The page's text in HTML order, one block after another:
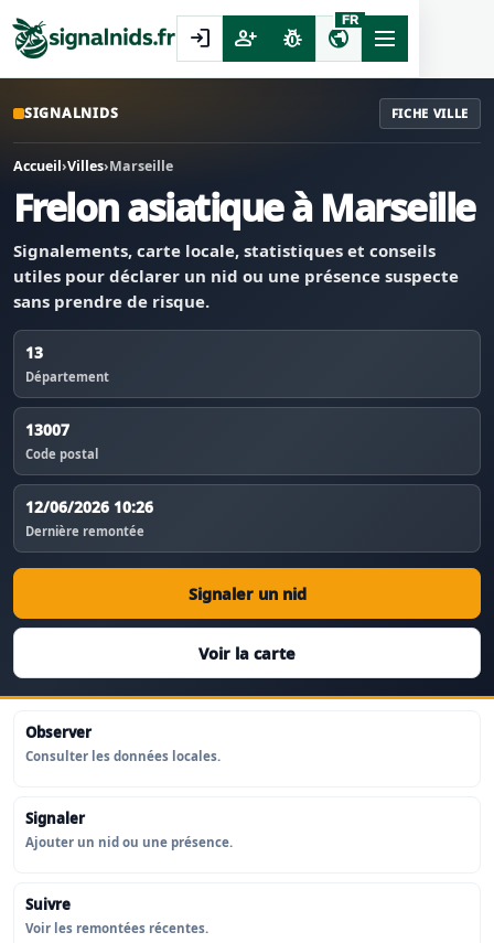
login person_add pest_control public
FR
SIGNALNIDS FICHE VILLE
Accueil›Villes›Marseille
Frelon asiatique à Marseille
Signalements, carte locale, statistiques et conseils
utiles pour déclarer un nid ou une présence suspecte
sans prendre de risque.
13
Département
13007
Code postal
12/06/2026 10:26
Dernière remontée
Signaler un nid
Voir la carte
Observer
Consulter les données locales.
Signaler
Ajouter un nid ou une présence.
Suivre
Voir les remontées récentes.